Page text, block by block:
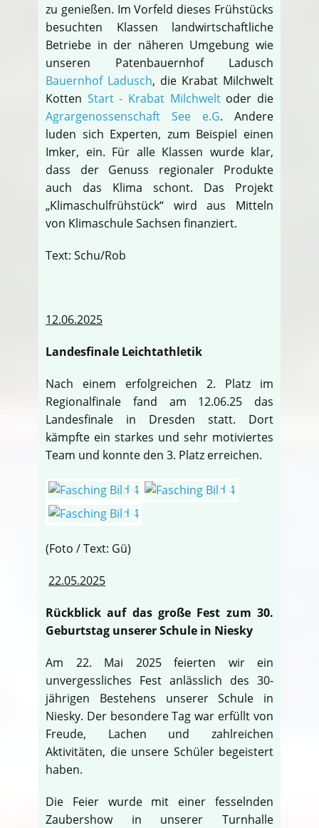
zu genießen. Im Vorfeld dieses Frühstücks
besuchten Klassen landwirtschaftliche
Betriebe in der näheren Umgebung wie
unseren Patenbauernhof Ladusch
Bauernhof Ladusch, die Krabat Milchwelt
Kotten Start - Krabat Milchweltoder die
Agrargenossenschaft See e.G. Andere
luden sich Experten, zum Beispiel einen
Imker, ein. Für alle Klassen wurde klar,
dass der Genuss regionaler Produkte
auch das Klima schont. Das Projekt
„Klimaschulfrühstück“ wird aus Mitteln
von Klimaschule Sachsen finanziert.
Text: Schu/Rob
12.06.2025
Landesfinale Leichtathletik
Nach einem erfolgreichen 2. Platz im
Regionalfinale fand am 12.06.25 das
Landesfinale in Dresden statt. Dort
kämpfte ein starkes und sehr motiviertes
Team und konnte den 3. Platz erreichen.
(Foto / Text: Gü)
22.05.2025
Rückblick auf das große Fest zum 30.
Geburtstag unserer Schule in Niesky
Am 22. Mai 2025 feierten wir ein
unvergessliches Fest anlässlich des 30-
jährigen Bestehens unserer Schule in
Niesky. Der besondere Tag war erfüllt von
Freude, Lachen und zahlreichen
Aktivitäten, die unsere Schüler begeistert
haben.
Die Feier wurde mit einer fesselnden
Zaubershow in unserer Turnhalle